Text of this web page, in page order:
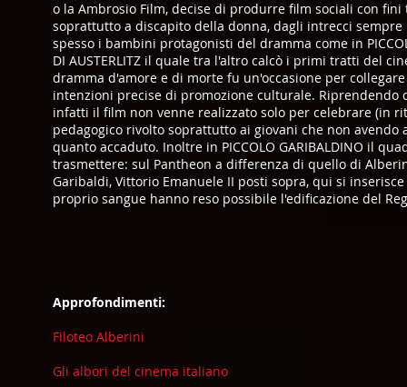
o la Ambrosio Film, decise di produrre film sociali con
soprattutto a discapito della donna, dagli intrecci
spesso i bambini protagonisti del dramma come in
DI AUSTERLITZ il quale tra l'altro calcò i primi tratti del
dramma d'amore e di morte fu un'occasione per
intenzioni precise di promozione culturale. Riprendendo
infatti il film non venne realizzato solo per celebrare (in
pedagogico rivolto soprattutto ai giovani che non
quanto accaduto. Inoltre in PICCOLO GARIBALDINO il
trasmettere: sul Pantheon a differenza di quello di
Garibaldi, Vittorio Emanuele II posti sopra, qui si
proprio sangue hanno reso possibile l'edificazione del
Approfondimenti:
Filoteo Alberini
Gli albori del cinema italiano